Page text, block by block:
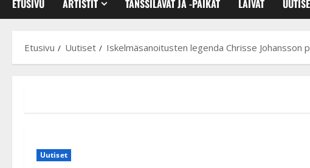
ETUSIVU ARTISTIT TANSSILAVAT JA -PAIKAT LAIVAT
Etusivu Uutiset Iskelmäsanoitusten legenda Chrisse Johansson
Uutiset